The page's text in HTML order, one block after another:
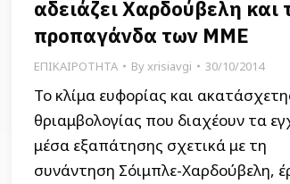
αδειάζει Χαρδούβελη και
προπαγάνδα των ΜΜΕ
ΕΠΙΚΑΙΡΟΤΗΤΑ Byxrisiavgi 30/10/2014
Το κλίμα ευφορίας και
θριαμβολογίας που διαχέουν τα
μέσα εξαπάτησης σχετικά με τη
συνάντηση Σόιμπλε-Χαρδούβελη,